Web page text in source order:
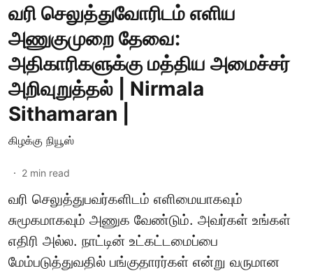
வரி செலுத்துவோரிடம் எளிய
அணுகுமுறை தேவை:
அதிகாரிகளுக்கு மத்திய அமைச்சர்
அறிவுறுத்தல் | Nirmala
Sithamaran |
கிழக்கு நியூஸ்
2 min read
வரி செலுத்துபவர்களிடம் எளிமையாகவும்
சுமூகமாகவும் அணுக வேண்டும். அவர்கள் உங்கள்
எதிரி அல்ல. நாட்டின் உட்கட்டமைப்பை
மேம்படுத்துவதில் பங்குதாரர்கள் என்று வருமான